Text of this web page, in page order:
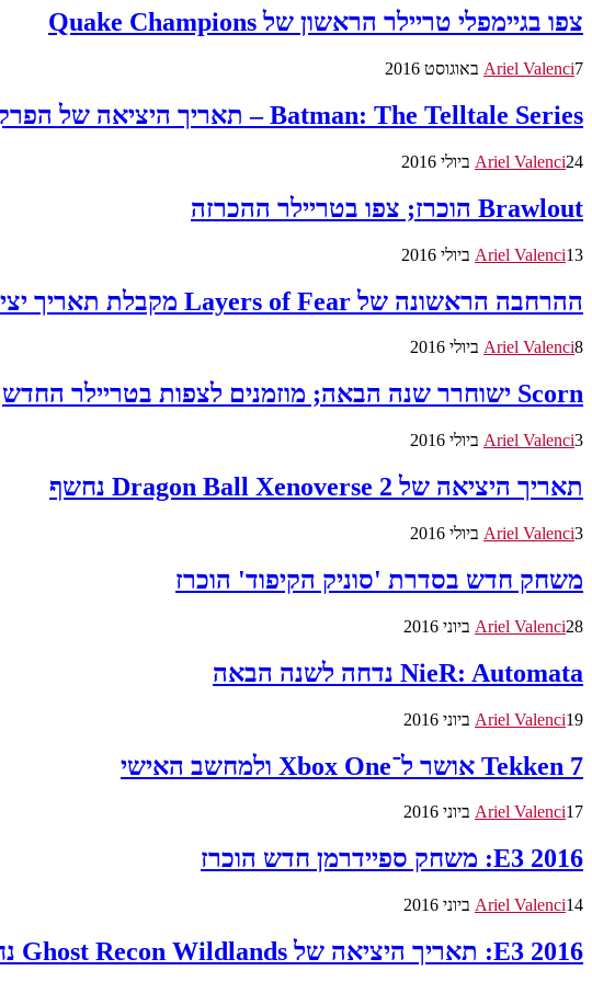
צפו בגיימפלי טריילר הראשון של Quake Champions
Ariel Valenci7 באוגוסט 2016
Batman: The Telltale Series – תאריך היציאה של הפרק הראשון הוכרז
Ariel Valenci24 ביולי 2016
Brawlout הוכרז; צפו בטריילר ההכרזה
Ariel Valenci13 ביולי 2016
ההרחבה הראשונה של Layers of Fear מקבלת תאריך יציאה
Ariel Valenci8 ביולי 2016
Scorn ישוחרר שנה הבאה; מוזמנים לצפות בטריילר החדש
Ariel Valenci3 ביולי 2016
תאריך היציאה של Dragon Ball Xenoverse 2 נחשף
Ariel Valenci3 ביולי 2016
משחק חדש בסדרת 'סוניק הקיפוד' הוכרז
Ariel Valenci28 ביוני 2016
NieR: Automata נדחה לשנה הבאה
Ariel Valenci19 ביוני 2016
Tekken 7 אושר ל־Xbox One ולמחשב האישי
Ariel Valenci17 ביוני 2016
E3 2016: משחק ספיידרמן חדש הוכרז
Ariel Valenci14 ביוני 2016
E3 2016: תאריך היציאה של Ghost Recon Wildlands נחשף; צפו בסרטון משחקיות חדש